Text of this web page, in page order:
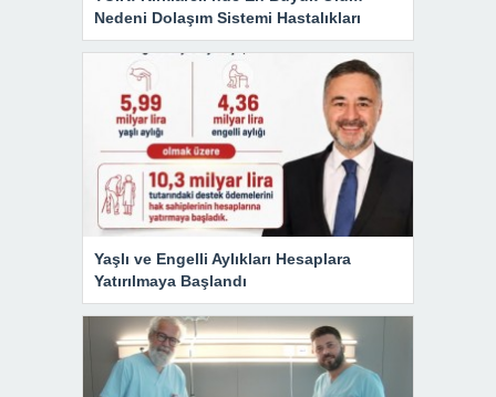
Nedeni Dolaşım Sistemi Hastalıkları
Yaşlı ve Engelli Aylıkları Hesaplara
Yatırılmaya Başlandı